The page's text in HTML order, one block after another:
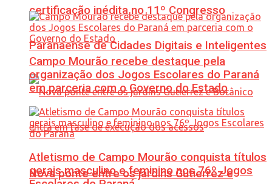
certificação inédita no 11º Congresso
Paranaense de Cidades Digitais e Inteligentes
Nova ponte entre os jardins Gutierrez e
Campo Mourão recebe destaque pela
organização dos Jogos Escolares do Paraná
em parceria com o Governo do Estado
Atletismo de Campo Mourão conquista títulos
gerais masculino e feminino nos 76º Jogos